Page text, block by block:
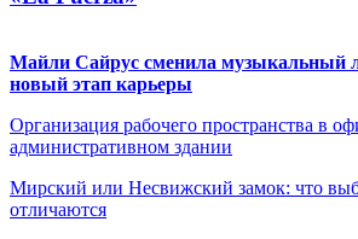
Майли Сайрус сменила музыкальный
новый этап карьеры
Организация рабочего пространства в
административном здании
Мирский или Несвижский замок: что
отличаются